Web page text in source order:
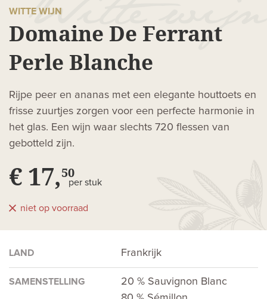
WITTE WIJN
Domaine De Ferrant
Perle Blanche
Rijpe peer en ananas met een elegante houttoets en
frisse zuurtjes zorgen voor een perfecte harmonie in
het glas. Een wijn waar slechts 720 flessen van
gebotteld zijn.
€ 17,50
per stuk
niet op voorraad
LAND Frankrijk
SAMENSTELLING
20 % Sauvignon Blanc